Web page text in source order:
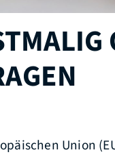
Union